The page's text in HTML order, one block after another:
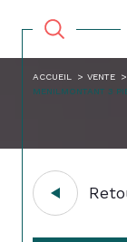
ACCUEIL VENTE
MENILMONTANT 3